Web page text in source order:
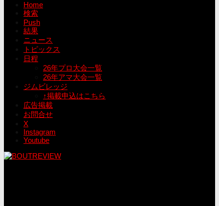
Home
検索
Push
結果
ニュース
トピックス
日程
26年プロ大会一覧
26年アマ大会一覧
ジムビレッジ
↑掲載申込はこちら
広告掲載
お問合せ
X
Instagram
Youtube